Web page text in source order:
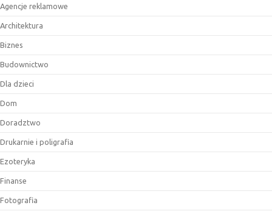
Agencje reklamowe
Architektura
Biznes
Budownictwo
Dla dzieci
Dom
Doradztwo
Drukarnie i poligrafia
Ezoteryka
Finanse
Fotografia